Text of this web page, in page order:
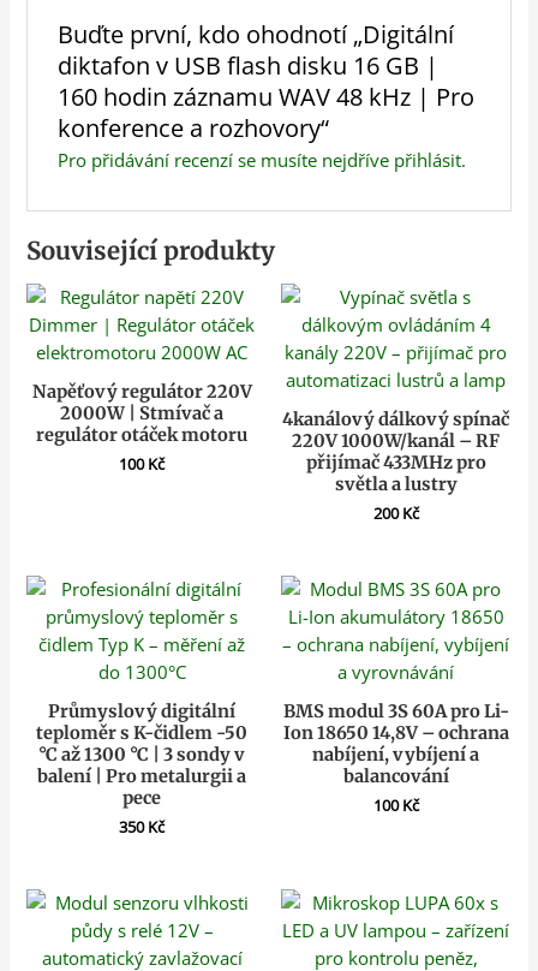
Buďte první, kdo ohodnotí „Digitální
diktafon v USB flash disku 16 GB |
160 hodin záznamu WAV 48 kHz | Pro
konference a rozhovory“
Pro přidávání recenzí se musíte nejdříve přihlásit.
Související produkty
Napěťový regulátor 220V
2000W | Stmívač a
regulátor otáček motoru
100Kč
4kanálový dálkový spínač
220V 1000W/kanál – RF
přijímač 433MHz pro
světla a lustry
200Kč
Průmyslový digitální
teploměr s K-čidlem -50
°C až 1300 °C | 3 sondy v
balení | Pro metalurgii a
pece
350Kč
BMS modul 3S 60A pro Li-
Ion 18650 14,8V – ochrana
nabíjení, vybíjení a
balancování
100Kč